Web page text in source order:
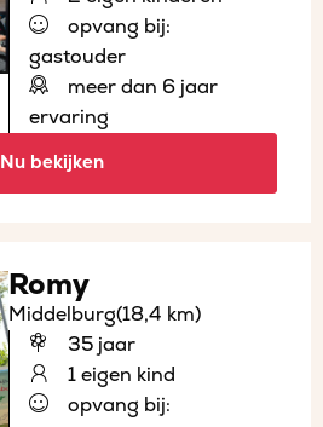
opvang bij:
gastouder
meer dan 6 jaar
ervaring
Nu bekijken
Romy
Middelburg(18,4 km)
35 jaar
1 eigen kind
opvang bij: